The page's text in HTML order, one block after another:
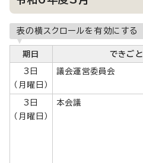
表の横スクロールを有効にする
期日 できごと
3日
（月曜日）
議会運営委員会
3日
（月曜日）
本会議